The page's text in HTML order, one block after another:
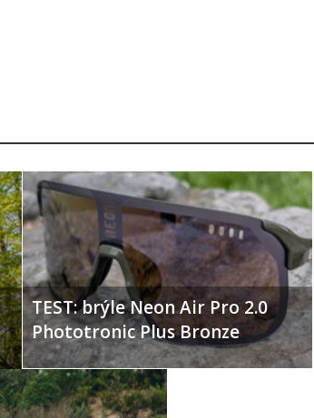
TEST: brýle Neon Air Pro 2.0
Phototronic Plus Bronze